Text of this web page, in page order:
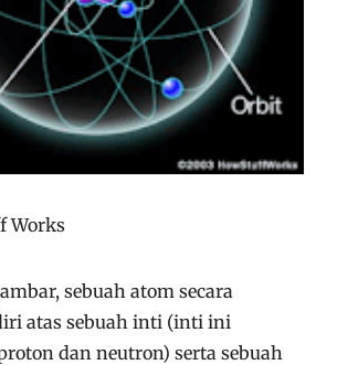
Works
sebuah atom secara
atas sebuah inti (inti ini
dan neutron) serta sebuah